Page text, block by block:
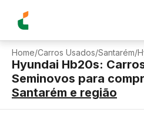
Home/Carros Usados/Santarém/
Hyundai Hb20s:
Seminovos para
Santarém e região